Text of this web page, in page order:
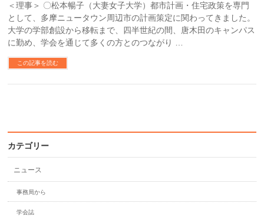
＜理事＞ 〇松本暢子（大妻女子大学）都市計画・住宅政策を専門
として、多摩ニュータウン周辺市の計画策定に関わってきました。
大学の学部創設から移転まで、四半世紀の間、唐木田のキャンパス
に勤め、学会を通じて多くの方とのつながり …
この記事を読む
カテゴリー
ニュース
事務局から
学会誌